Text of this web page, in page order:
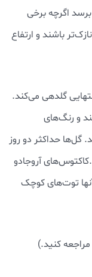
باشند و ارتفاع
گلدهی می‌کند.
و رنگ‌های
گل‌ها حداکثر دو روز
آروجادو
توت‌های کوچک
کنید.)